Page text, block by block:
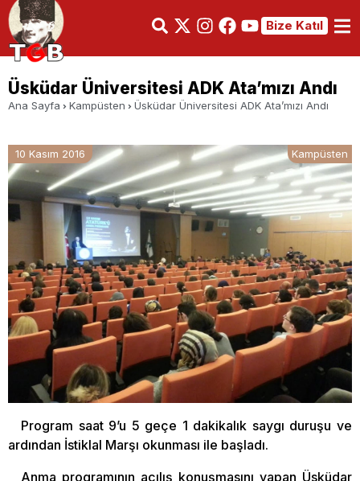
Bize Katıl
Üsküdar Üniversitesi ADK Ata’mızı Andı
Ana Sayfa Kampüsten Üsküdar Üniversitesi ADK Ata’mızı Andı
10 Kasım 2016 Kampüsten
Program saat 9’u 5 geçe 1 dakikalık saygı duruşu ve
ardından İstiklal Marşı okunması ile başladı.
Anma programının açılış konuşmasını yapan Üsküdar